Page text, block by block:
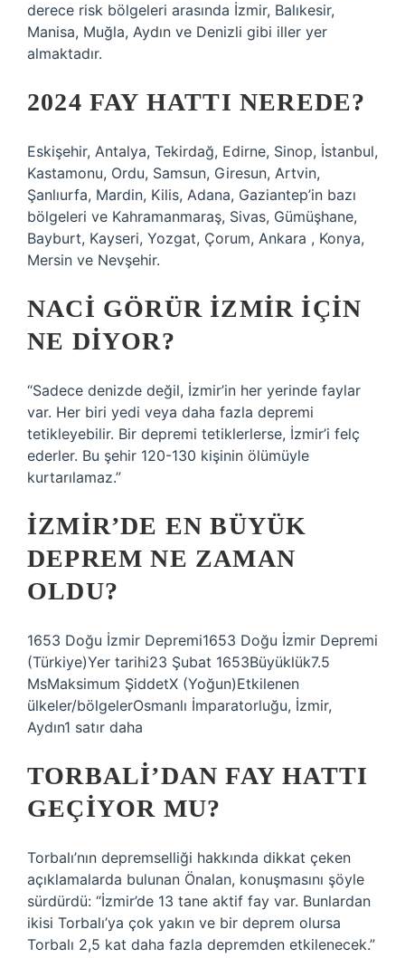
derece risk bölgeleri arasında İzmir, Balıkesir,
Manisa, Muğla, Aydın ve Denizli gibi iller yer
almaktadır.
2024 FAY HATTI NEREDE?
Eskişehir, Antalya, Tekirdağ, Edirne, Sinop, İstanbul,
Kastamonu, Ordu, Samsun, Giresun, Artvin,
Şanlıurfa, Mardin, Kilis, Adana, Gaziantep’in bazı
bölgeleri ve Kahramanmaraş, Sivas, Gümüşhane,
Bayburt, Kayseri, Yozgat, Çorum, Ankara , Konya,
Mersin ve Nevşehir.
NACI GÖRÜR İZMIR IÇIN
NE DIYOR?
“Sadece denizde değil, İzmir’in her yerinde faylar
var. Her biri yedi veya daha fazla depremi
tetikleyebilir. Bir depremi tetiklerlerse, İzmir’i felç
ederler. Bu şehir 120-130 kişinin ölümüyle
kurtarılamaz.”
İZMIR’DE EN BÜYÜK
DEPREM NE ZAMAN
OLDU?
1653 Doğu İzmir Depremi1653 Doğu İzmir Depremi
(Türkiye)Yer tarihi23 Şubat 1653Büyüklük7.5
MsMaksimum ŞiddetX (Yoğun)Etkilenen
ülkeler/bölgelerOsmanlı İmparatorluğu, İzmir,
Aydın1 satır daha
TORBALI’DAN FAY HATTI
GEÇIYOR MU?
Torbalı’nın depremselliği hakkında dikkat çeken
açıklamalarda bulunan Önalan, konuşmasını şöyle
sürdürdü: “İzmir’de 13 tane aktif fay var. Bunlardan
ikisi Torbalı’ya çok yakın ve bir deprem olursa
Torbalı 2,5 kat daha fazla depremden etkilenecek.”